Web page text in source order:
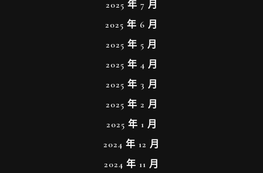
2025 年 7 月
2025 年 6 月
2025 年 5 月
2025 年 4 月
2025 年 3 月
2025 年 2 月
2025 年 1 月
2024 年 12 月
2024 年 11 月